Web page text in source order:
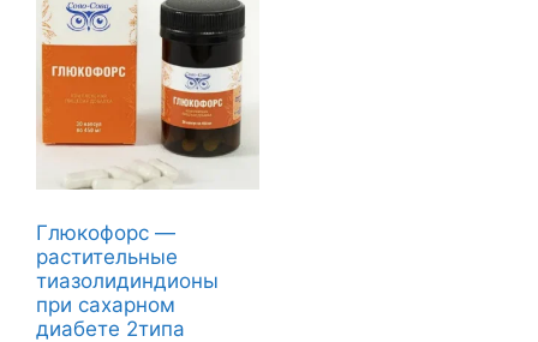
Глюкофорс —
растительные
тиазолидиндионы
при сахарном
диабете 2типа